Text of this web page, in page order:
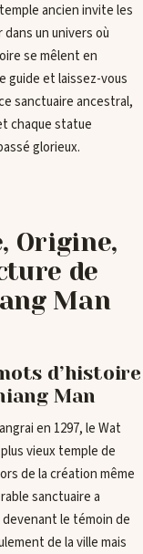
ancien invite les
un univers où
se mêlent en
guide et laissez-vous
sanctuaire ancestral,
chaque statue
glorieux.
Origine,
de
Man
d’histoire
Man
en 1297, le Wat
vieux temple de
de la création même
sanctuaire a
le témoin de
de la ville mais